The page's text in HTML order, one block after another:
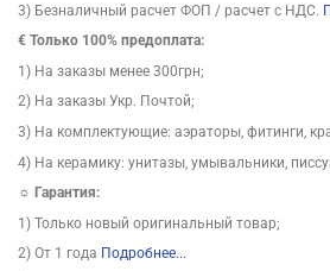
3) Безналичный расчет ФОП / расчет с НДС.
€ Только 100% предоплата:
1) На заказы менее 300грн;
2) На заказы Укр. Почтой;
3) На комплектующие: аэраторы, фитинги,
4) На керамику: унитазы, умывальники,
☼ Гарантия:
1) Только новый оригинальный товар;
2) От 1 года Подробнее...